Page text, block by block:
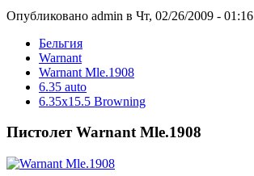
Опубликовано admin в Чт, 02/26/2009 - 01:16
Бельгия
Warnant
Warnant Mle.1908
6.35 auto
6.35x15.5 Browning
Пистолет Warnant Mle.1908